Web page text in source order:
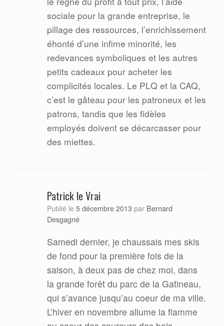
sociale pour la grande entreprise, le
pillage des ressources, l’enrichissement
éhonté d’une infime minorité, les
redevances symboliques et les autres
petits cadeaux pour acheter les
complicités locales. Le PLQ et la CAQ,
c’est le gâteau pour les patroneux et les
patrons, tandis que les fidèles
employés doivent se décarcasser pour
des miettes.
Patrick le Vrai
Publié le 5 décembre 2013 par Bernard
Desgagné
Samedi dernier, je chaussais mes skis
de fond pour la première fois de la
saison, à deux pas de chez moi, dans
la grande forêt du parc de la Gatineau,
qui s’avance jusqu’au coeur de ma ville.
L’hiver en novembre allume la flamme